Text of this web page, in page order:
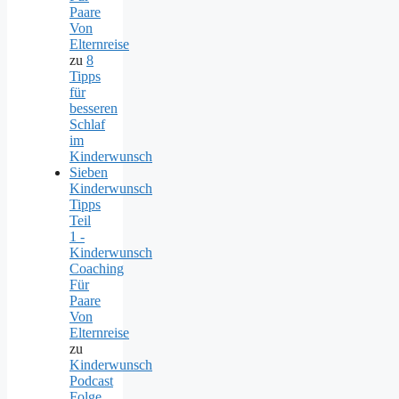
Paare
Von
Elternreise
zu 8
Tipps
für
besseren
Schlaf
im
Kinderwunsch
Sieben
Kinderwunsch
Tipps
Teil
1 -
Kinderwunsch
Coaching
Für
Paare
Von
Elternreise
zu
Kinderwunsch
Podcast